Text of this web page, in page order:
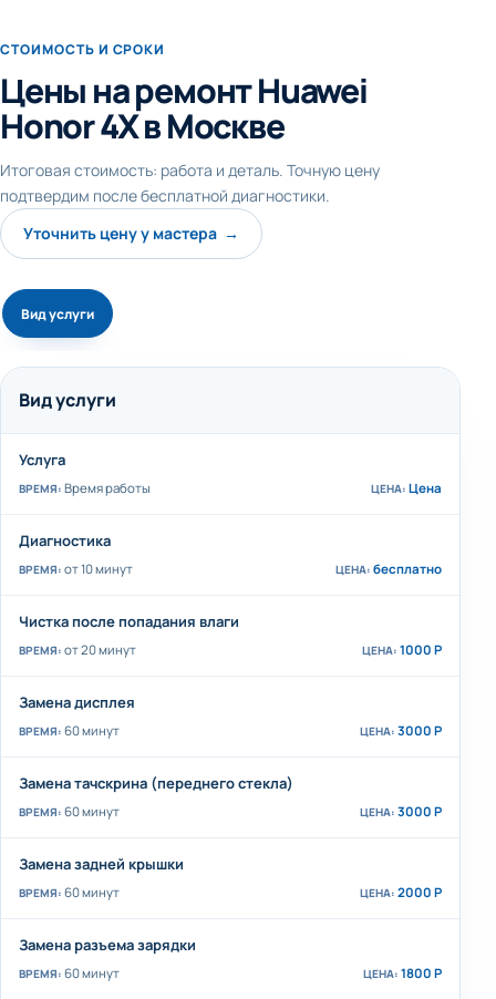
СТОИМОСТЬ И СРОКИ
Цены на ремонт Huawei
Honor 4X в Москве
Итоговая стоимость: работа и деталь. Точную цену
подтвердим после бесплатной диагностики.
Уточнить цену у мастера →
Вид услуги
Вид услуги
Услуга
Время работы Цена
Диагностика
от 10 минут бесплатно
Чистка после попадания влаги
от 20 минут 1000 Р
Замена дисплея
60 минут 3000 Р
Замена тачскрина (переднего стекла)
60 минут 3000 Р
Замена задней крышки
60 минут 2000 Р
Замена разъема зарядки
60 минут 1800 Р